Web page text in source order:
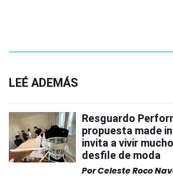
LEÉ ADEMÁS
Resguardo
propuesta made
invita a vivir
desfile de moda
PorCeleste Roco